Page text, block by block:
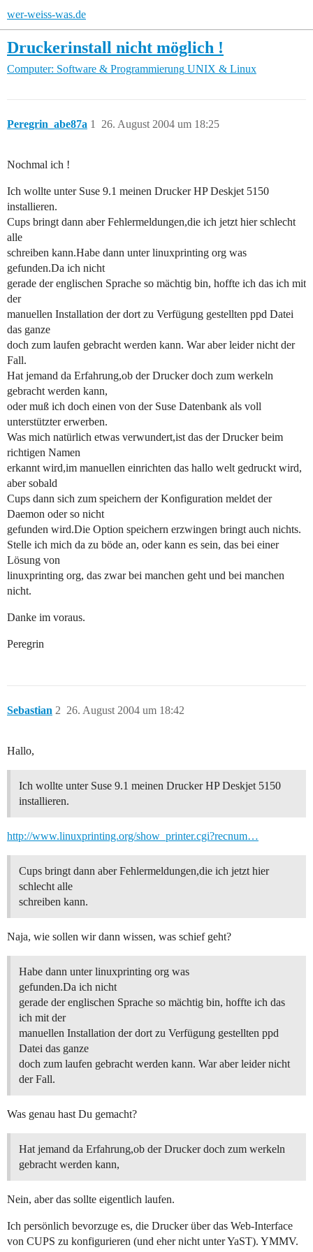
wer-weiss-was.de
Druckerinstall nicht möglich !
Computer: Software & Programmierung UNIX & Linux
Peregrin_abe87a 26. August 2004 um 18:25
1
Nochmal ich !
Ich wollte unter Suse 9.1 meinen Drucker HP Deskjet 5150
installieren.
Cups bringt dann aber Fehlermeldungen,die ich jetzt hier schlecht
alle
schreiben kann.Habe dann unter linuxprinting org was
gefunden.Da ich nicht
gerade der englischen Sprache so mächtig bin, hoffte ich das ich mit
der
manuellen Installation der dort zu Verfügung gestellten ppd Datei
das ganze
doch zum laufen gebracht werden kann. War aber leider nicht der
Fall.
Hat jemand da Erfahrung,ob der Drucker doch zum werkeln
gebracht werden kann,
oder muß ich doch einen von der Suse Datenbank als voll
unterstützter erwerben.
Was mich natürlich etwas verwundert,ist das der Drucker beim
richtigen Namen
erkannt wird,im manuellen einrichten das hallo welt gedruckt wird,
aber sobald
Cups dann sich zum speichern der Konfiguration meldet der
Daemon oder so nicht
gefunden wird.Die Option speichern erzwingen bringt auch nichts.
Stelle ich mich da zu böde an, oder kann es sein, das bei einer
Lösung von
linuxprinting org, das zwar bei manchen geht und bei manchen
nicht.
Danke im voraus.
Peregrin
Sebastian 26. August 2004 um 18:42
2
Hallo,
Ich wollte unter Suse 9.1 meinen Drucker HP Deskjet 5150
installieren.
http://www.linuxprinting.org/show_printer.cgi?recnum…
Cups bringt dann aber Fehlermeldungen,die ich jetzt hier
schlecht alle
schreiben kann.
Naja, wie sollen wir dann wissen, was schief geht?
Habe dann unter linuxprinting org was
gefunden.Da ich nicht
gerade der englischen Sprache so mächtig bin, hoffte ich das
ich mit der
manuellen Installation der dort zu Verfügung gestellten ppd
Datei das ganze
doch zum laufen gebracht werden kann. War aber leider nicht
der Fall.
Was genau hast Du gemacht?
Hat jemand da Erfahrung,ob der Drucker doch zum werkeln
gebracht werden kann,
Nein, aber das sollte eigentlich laufen.
Ich persönlich bevorzuge es, die Drucker über das Web-Interface
von CUPS zu konfigurieren (und eher nicht unter YaST). YMMV.